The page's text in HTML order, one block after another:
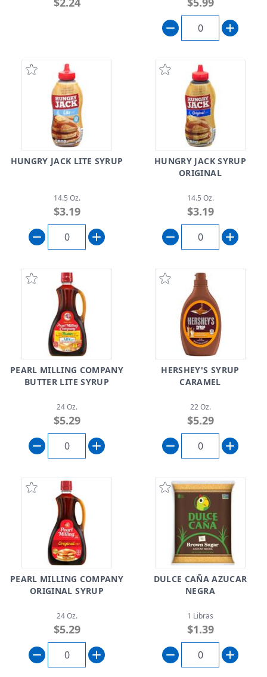
HUNGRY JACK LITE SYRUP
14.5 Oz.
$3.19
HUNGRY JACK SYRUP
ORIGINAL
14.5 Oz.
$3.19
PEARL MILLING COMPANY
BUTTER LITE SYRUP
24 Oz.
$5.29
HERSHEY'S SYRUP
CARAMEL
22 Oz.
$5.29
PEARL MILLING COMPANY
ORIGINAL SYRUP
24 Oz.
$5.29
DULCE CAÑA AZUCAR
NEGRA
1 Libras
$1.39